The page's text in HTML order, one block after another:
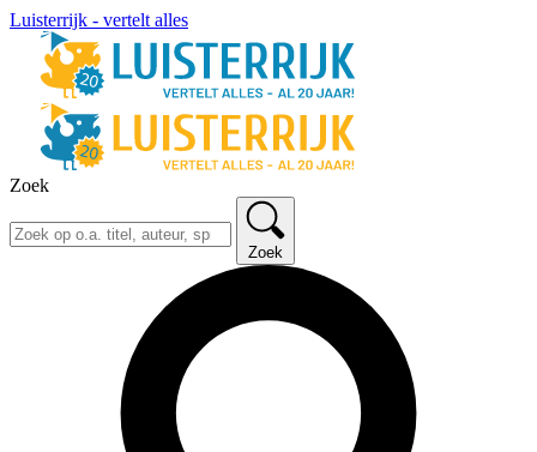
Luisterrijk - vertelt alles
Zoek
Zoek